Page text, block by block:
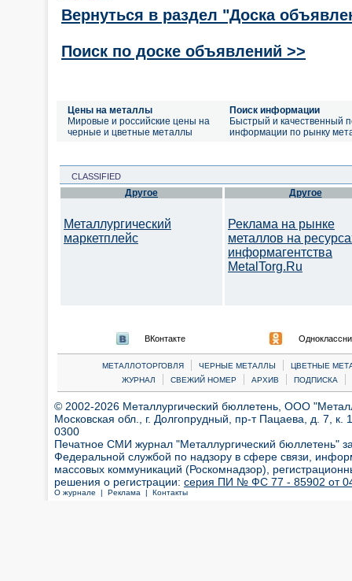
Вернуться в раздел "Доска
Поиск по доске объявлений >>
Цены на металлы
Мировые и российские цены на
черные и цветные металлы
Поиск информации
Быстрый и качественный
информации по рынку
CLASSIFIED
Другое
Металлургический
маркетплейс
Другое
Реклама на рынке
металлов на
информагентства
MetalTorg.Ru
ВКонтакте
МЕТАЛЛОТОРГОВЛЯ | ЧЕРНЫЕ МЕТАЛЛЫ |
ЦВЕТНЫЕ
ЖУРНАЛ
| СВЕЖИЙ НОМЕР | АРХИВ | ПОДПИСКА |
© 2002-2026 Металлургический бюллетень, ООО
Московская обл., г. Долгопрудный, пр-т Пацаева, д. 7,
0300
Печатное СМИ журнал "Металлургический бюллетень"
Федеральной службой по надзору в сфере связи,
массовых коммуникаций (Роскомнадзор),
решения о регистрации: серия ПИ № ФС 77 - 85902 от 04
О журнале | Реклама | Контакты